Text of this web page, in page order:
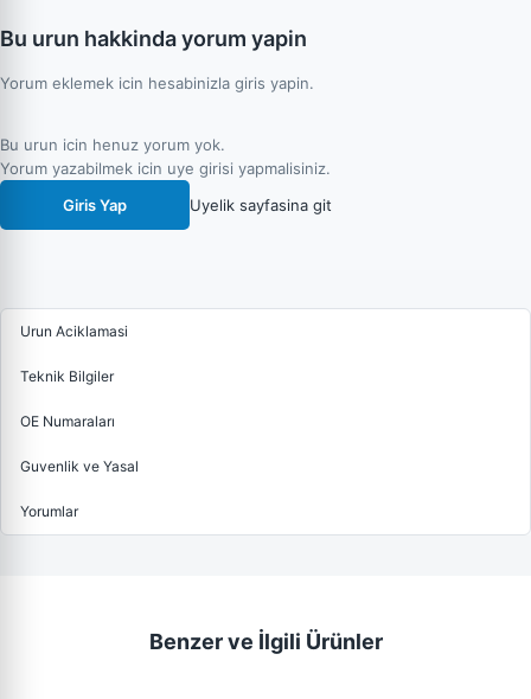
Bu urun hakkinda yorum yapin
Yorum eklemek icin hesabinizla giris yapin.
Bu urun icin henuz yorum yok.
Yorum yazabilmek icin uye girisi yapmalisiniz.
Giris Yap
Uyelik sayfasina git
Urun Aciklamasi
Teknik Bilgiler
OE Numaraları
Guvenlik ve Yasal
Yorumlar
Benzer ve İlgili Ürünler